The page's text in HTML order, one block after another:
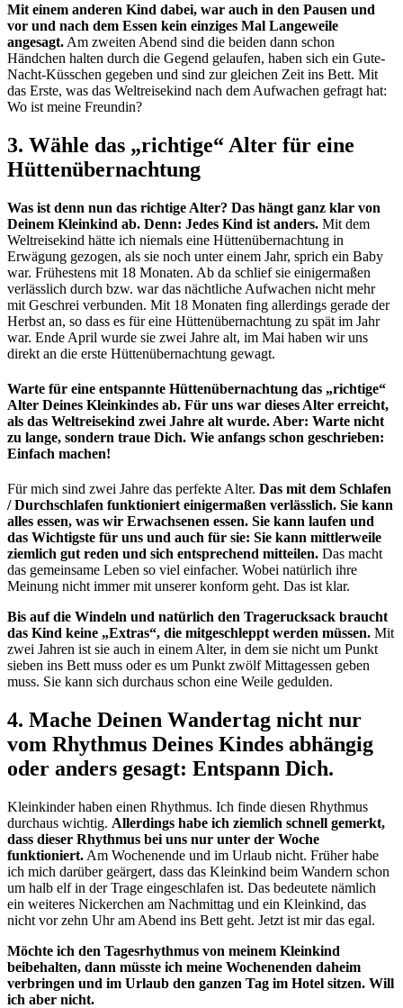
Mit einem anderen Kind dabei, war auch in den Pausen und
vor und nach dem Essen kein einziges Mal Langeweile
angesagt. Am zweiten Abend sind die beiden dann schon
Händchen halten durch die Gegend gelaufen, haben sich ein Gute-
Nacht-Küsschen gegeben und sind zur gleichen Zeit ins Bett. Mit
das Erste, was das Weltreisekind nach dem Aufwachen gefragt hat:
Wo ist meine Freundin?
3. Wähle das „richtige“ Alter für eine
Hüttenübernachtung
Was ist denn nun das richtige Alter? Das hängt ganz klar von
Deinem Kleinkind ab. Denn: Jedes Kind ist anders. Mit dem
Weltreisekind hätte ich niemals eine Hüttenübernachtung in
Erwägung gezogen, als sie noch unter einem Jahr, sprich ein Baby
war. Frühestens mit 18 Monaten. Ab da schlief sie einigermaßen
verlässlich durch bzw. war das nächtliche Aufwachen nicht mehr
mit Geschrei verbunden. Mit 18 Monaten fing allerdings gerade der
Herbst an, so dass es für eine Hüttenübernachtung zu spät im Jahr
war. Ende April wurde sie zwei Jahre alt, im Mai haben wir uns
direkt an die erste Hüttenübernachtung gewagt.
Warte für eine entspannte Hüttenübernachtung das „richtige“
Alter Deines Kleinkindes ab. Für uns war dieses Alter erreicht,
als das Weltreisekind zwei Jahre alt wurde. Aber: Warte nicht
zu lange, sondern traue Dich. Wie anfangs schon geschrieben:
Einfach machen!
Für mich sind zwei Jahre das perfekte Alter. Das mit dem Schlafen
/ Durchschlafen funktioniert einigermaßen verlässlich. Sie kann
alles essen, was wir Erwachsenen essen. Sie kann laufen und
das Wichtigste für uns und auch für sie: Sie kann mittlerweile
ziemlich gut reden und sich entsprechend mitteilen. Das macht
das gemeinsame Leben so viel einfacher. Wobei natürlich ihre
Meinung nicht immer mit unserer konform geht. Das ist klar.
Bis auf die Windeln und natürlich den Tragerucksack braucht
das Kind keine „Extras“, die mitgeschleppt werden müssen. Mit
zwei Jahren ist sie auch in einem Alter, in dem sie nicht um Punkt
sieben ins Bett muss oder es um Punkt zwölf Mittagessen geben
muss. Sie kann sich durchaus schon eine Weile gedulden.
4. Mache Deinen Wandertag nicht nur
vom Rhythmus Deines Kindes abhängig
oder anders gesagt: Entspann Dich.
Kleinkinder haben einen Rhythmus. Ich finde diesen Rhythmus
durchaus wichtig. Allerdings habe ich ziemlich schnell gemerkt,
dass dieser Rhythmus bei uns nur unter der Woche
funktioniert. Am Wochenende und im Urlaub nicht. Früher habe
ich mich darüber geärgert, dass das Kleinkind beim Wandern schon
um halb elf in der Trage eingeschlafen ist. Das bedeutete nämlich
ein weiteres Nickerchen am Nachmittag und ein Kleinkind, das
nicht vor zehn Uhr am Abend ins Bett geht. Jetzt ist mir das egal.
Möchte ich den Tagesrhythmus von meinem Kleinkind
beibehalten, dann müsste ich meine Wochenenden daheim
verbringen und im Urlaub den ganzen Tag im Hotel sitzen. Will
ich aber nicht.